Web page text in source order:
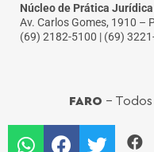
Núcleo de Prática Jurídica
Av. Carlos Gomes, 1910 –
(69) 2182-5100 | (69)
FARO - Todos